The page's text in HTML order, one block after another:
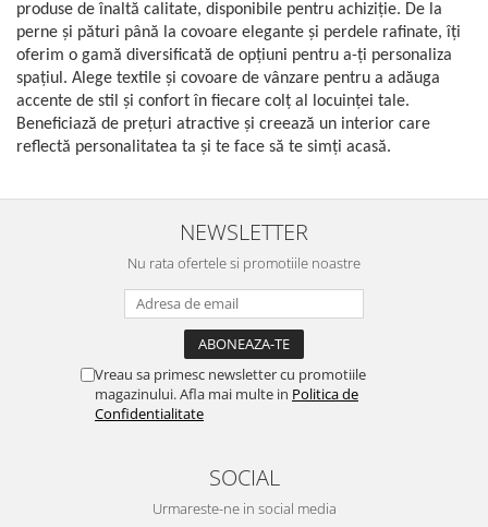
produse de înaltă calitate, disponibile pentru achiziție. De la
perne și pături până la covoare elegante și perdele rafinate, îți
oferim o gamă diversificată de opțiuni pentru a-ți personaliza
spațiul. Alege textile și covoare de vânzare pentru a adăuga
accente de stil și confort în fiecare colț al locuinței tale.
Beneficiază de prețuri atractive și creează un interior care
reflectă personalitatea ta și te face să te simți acasă.
NEWSLETTER
Nu rata ofertele si promotiile noastre
Vreau sa primesc newsletter cu promotiile
magazinului. Afla mai multe in Politica de
Confidentialitate
SOCIAL
Urmareste-ne in social media